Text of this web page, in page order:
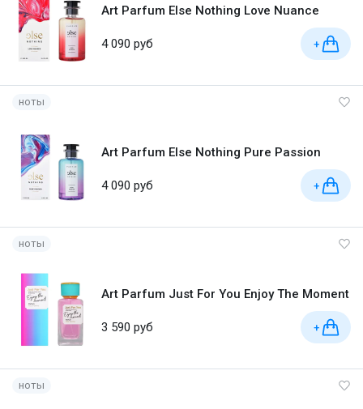
Art Parfum Else Nothing Love Nuance
4 090 руб +
ноты
Art Parfum Else Nothing Pure Passion
4 090 руб +
ноты
Art Parfum Just For You Enjoy The Moment
3 590 руб +
ноты